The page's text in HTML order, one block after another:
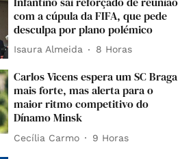
com a cúpula da FIFA, que pede
desculpa por plano polémico
Isaura Almeida 8 Horas
Carlos Vicens espera um SC Braga
mais forte, mas alerta para o
maior ritmo competitivo do
Dínamo Minsk
Cecília Carmo 9 Horas